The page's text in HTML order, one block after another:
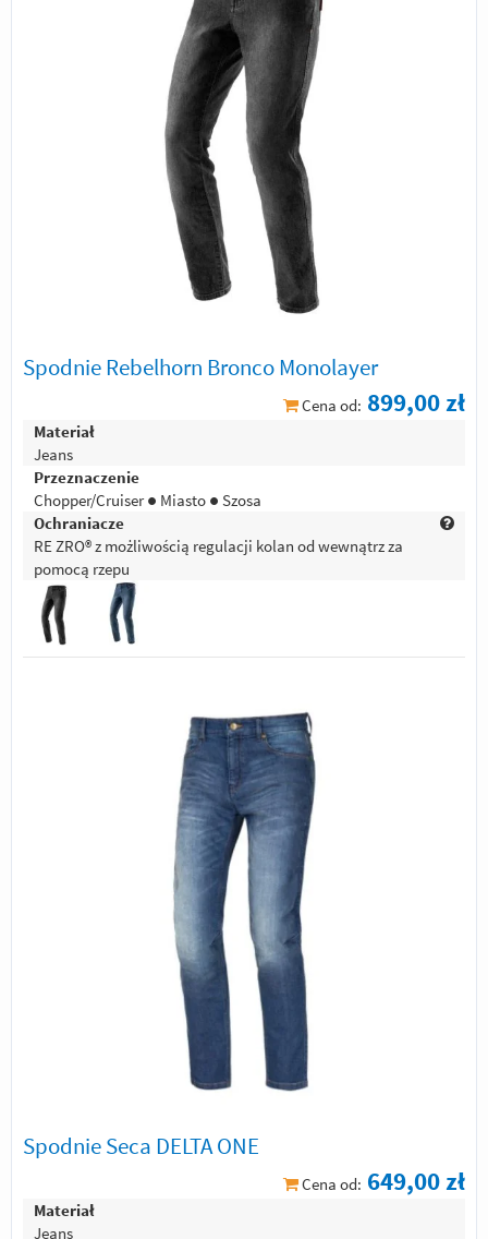
Spodnie Rebelhorn Bronco Monolayer
Cena od: 899,00 zł
Materiał
Jeans
Przeznaczenie
Chopper/Cruiser ● Miasto ● Szosa
Ochraniacze
RE ZRO® z możliwością regulacji kolan od wewnątrz za
pomocą rzepu
Spodnie Seca DELTA ONE
Cena od: 649,00 zł
Materiał
Jeans